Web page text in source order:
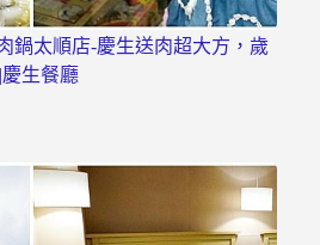
鍋太順店-慶生送肉超大方，歲
生餐廳